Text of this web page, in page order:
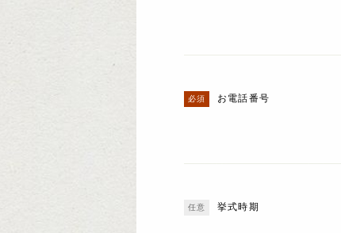
お電話番号
挙式時期